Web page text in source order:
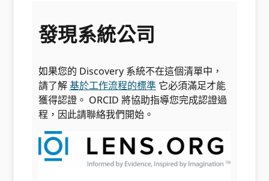
發現系統公司
如果您的 Discovery 系統不在這個清單中，
請了解基於工作流程的標準它必須滿足才能
獲得認證。 ORCID 將協助指導您完成認證過
程，因此請聯絡我們開始。